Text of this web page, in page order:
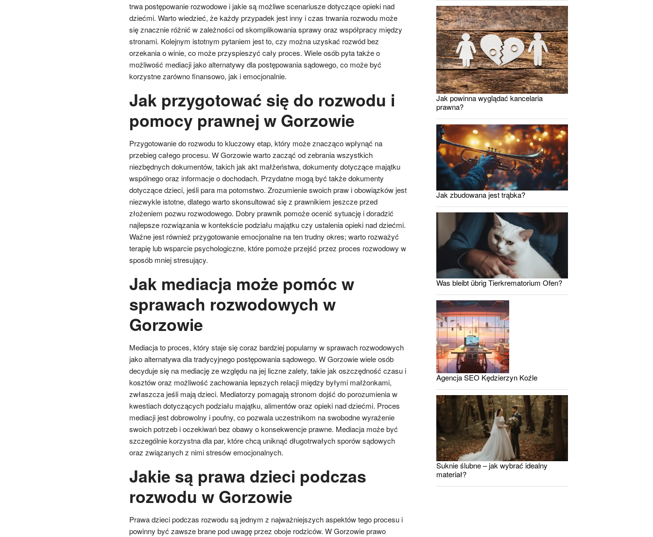
trwa postępowanie rozwodowe i jakie są możliwe scenariusze dotyczące opieki nad
dziećmi. Warto wiedzieć, że każdy przypadek jest inny i czas trwania rozwodu może
się znacznie różnić w zależności od skomplikowania sprawy oraz współpracy między
stronami. Kolejnym istotnym pytaniem jest to, czy można uzyskać rozwód bez
orzekania o winie, co może przyspieszyć cały proces. Wiele osób pyta także o
możliwość mediacji jako alternatywy dla postępowania sądowego, co może być
korzystne zarówno finansowo, jak i emocjonalnie.
Jak przygotować się do rozwodu i
pomocy prawnej w Gorzowie
Przygotowanie do rozwodu to kluczowy etap, który może znacząco wpłynąć na
przebieg całego procesu. W Gorzowie warto zacząć od zebrania wszystkich
niezbędnych dokumentów, takich jak akt małżeństwa, dokumenty dotyczące majątku
wspólnego oraz informacje o dochodach. Przydatne mogą być także dokumenty
dotyczące dzieci, jeśli para ma potomstwo. Zrozumienie swoich praw i obowiązków jest
niezwykle istotne, dlatego warto skonsultować się z prawnikiem jeszcze przed
złożeniem pozwu rozwodowego. Dobry prawnik pomoże ocenić sytuację i doradzić
najlepsze rozwiązania w kontekście podziału majątku czy ustalenia opieki nad dziećmi.
Ważne jest również przygotowanie emocjonalne na ten trudny okres; warto rozważyć
terapię lub wsparcie psychologiczne, które pomoże przejść przez proces rozwodowy w
sposób mniej stresujący.
Jak mediacja może pomóc w
sprawach rozwodowych w
Gorzowie
Mediacja to proces, który staje się coraz bardziej popularny w sprawach rozwodowych
jako alternatywa dla tradycyjnego postępowania sądowego. W Gorzowie wiele osób
decyduje się na mediację ze względu na jej liczne zalety, takie jak oszczędność czasu i
kosztów oraz możliwość zachowania lepszych relacji między byłymi małżonkami,
zwłaszcza jeśli mają dzieci. Mediatorzy pomagają stronom dojść do porozumienia w
kwestiach dotyczących podziału majątku, alimentów oraz opieki nad dziećmi. Proces
mediacji jest dobrowolny i poufny, co pozwala uczestnikom na swobodne wyrażenie
swoich potrzeb i oczekiwań bez obawy o konsekwencje prawne. Mediacja może być
szczególnie korzystna dla par, które chcą uniknąć długotrwałych sporów sądowych
oraz związanych z nimi stresów emocjonalnych.
Jakie są prawa dzieci podczas
rozwodu w Gorzowie
Prawa dzieci podczas rozwodu są jednym z najważniejszych aspektów tego procesu i
powinny być zawsze brane pod uwagę przez oboje rodziców. W Gorzowie prawo
Jak powinna wyglądać kancelaria
prawna?
Jak zbudowana jest trąbka?
Was bleibt übrig Tierkrematorium Ofen?
Agencja SEO Kędzierzyn Koźle
Suknie ślubne – jak wybrać idealny
materiał?